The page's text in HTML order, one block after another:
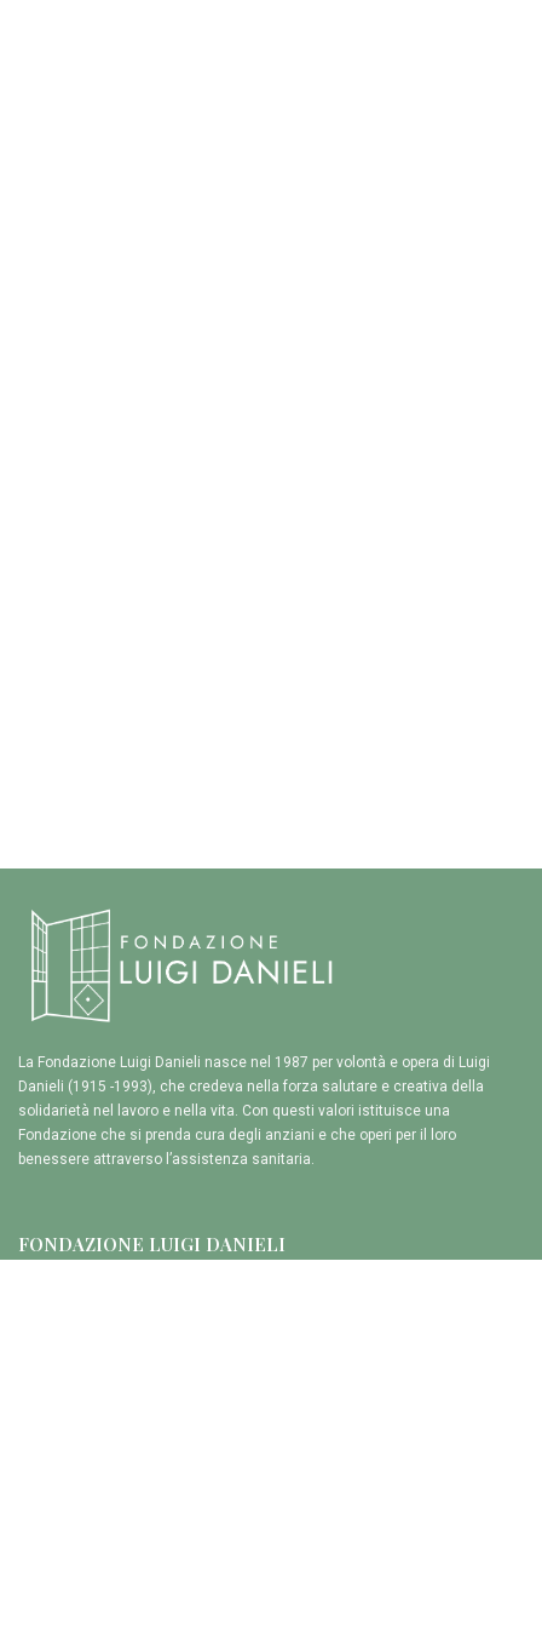
La Fondazione Luigi Danieli nasce nel 1987 per volontà e opera di Luigi
Danieli (1915 -1993), che credeva nella forza salutare e creativa della
solidarietà nel lavoro e nella vita. Con questi valori istituisce una
Fondazione che si prenda cura degli anziani e che operi per il loro
benessere attraverso l’assistenza sanitaria.
FONDAZIONE LUIGI DANIELI